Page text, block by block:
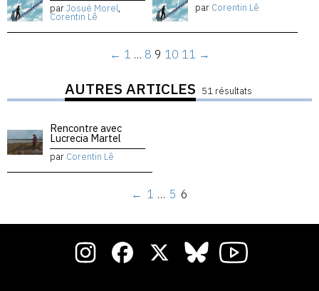
parJosué Morel,
Corentin Lê
par Corentin Lê
← 1 … 8 9 10 11 →
AUTRES ARTICLES 51 résultats
Rencontre avec
Lucrecia Martel
par Corentin Lê
← 1 … 5 6